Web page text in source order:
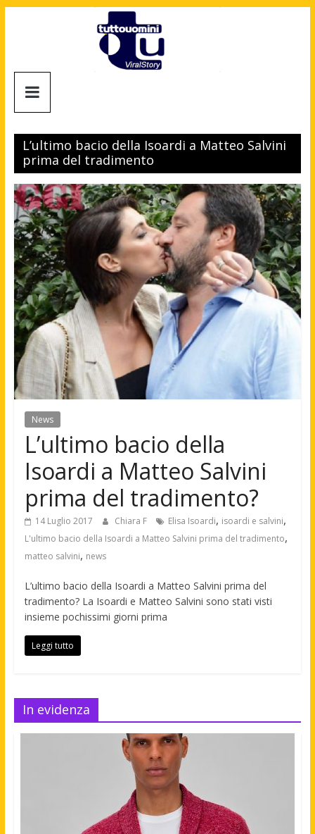
Tuttouomini
Tv,
Cinema,
Motori,
gay
news
e
la
moda
maschile
L’ultimo bacio della Isoardi a Matteo Salvini
prima del tradimento
News
L’ultimo bacio della
Isoardi a Matteo Salvini
prima del tradimento?
14 Luglio 2017 Chiara F Elisa Isoardi, isoardi e salvini,
L'ultimo bacio della Isoardi a Matteo Salvini prima del tradimento,
matteo salvini, news
L’ultimo bacio della Isoardi a Matteo Salvini prima del
tradimento? La Isoardi e Matteo Salvini sono stati visti
insieme pochissimi giorni prima
Leggi tutto
In evidenza